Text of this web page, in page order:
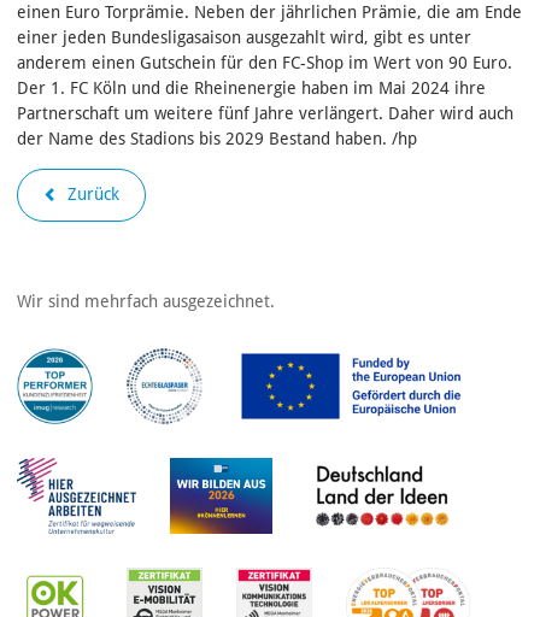
einen Euro Torprämie. Neben der jährlichen Prämie, die am Ende
einer jeden Bundesligasaison ausgezahlt wird, gibt es unter
anderem einen Gutschein für den FC-Shop im Wert von 90 Euro.
Der 1. FC Köln und die Rheinenergie haben im Mai 2024 ihre
Partnerschaft um weitere fünf Jahre verlängert. Daher wird auch
der Name des Stadions bis 2029 Bestand haben. /hp
Zurück
Wir sind mehrfach ausgezeichnet.